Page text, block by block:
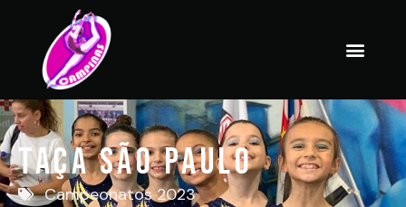
Taça São Paulo
Campeonatos 2023